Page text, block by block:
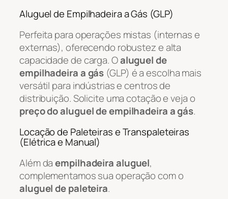
Aluguel de Empilhadeira a Gás (GLP)
Perfeita para operações mistas (internas e
externas), oferecendo robustez e alta
capacidade de carga. Oaluguel de
empilhadeira a gás (GLP) é a escolha mais
versátil para indústrias e centros de
distribuição. Solicite uma cotação e veja o
preço do aluguel de empilhadeira a gás.
Locação de Paleteiras e Transpaleteiras
(Elétrica e Manual)
Além daempilhadeira aluguel,
complementamos sua operação com o
aluguel de paleteira.